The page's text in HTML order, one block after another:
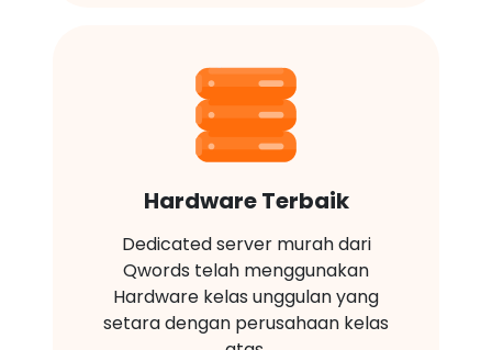
Hardware Terbaik
Dedicated server murah dari
Qwords telah menggunakan
Hardware kelas unggulan yang
setara dengan perusahaan kelas